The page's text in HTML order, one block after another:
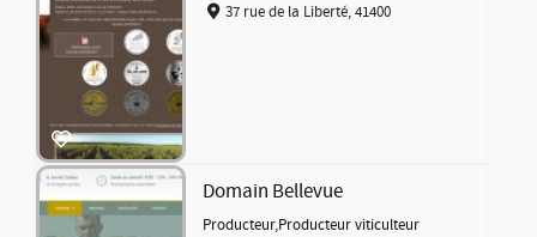
37 rue de la Liberté, 41400
Domain Bellevue
Producteur,Producteur viticulteur